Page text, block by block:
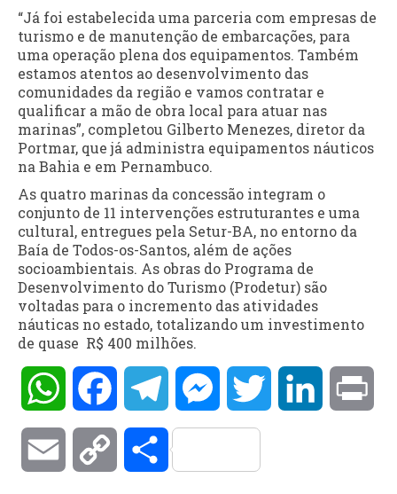
“Já foi estabelecida uma parceria com empresas de
turismo e de manutenção de embarcações, para
uma operação plena dos equipamentos. Também
estamos atentos ao desenvolvimento das
comunidades da região e vamos contratar e
qualificar a mão de obra local para atuar nas
marinas”, completou Gilberto Menezes, diretor da
Portmar, que já administra equipamentos náuticos
na Bahia e em Pernambuco.
As quatro marinas da concessão integram o
conjunto de 11 intervenções estruturantes e uma
cultural, entregues pela Setur-BA, no entorno da
Baía de Todos-os-Santos, além de ações
socioambientais. As obras do Programa de
Desenvolvimento do Turismo (Prodetur) são
voltadas para o incremento das atividades
náuticas no estado, totalizando um investimento
de quase R$ 400 milhões.
WhatsAppFacebookTelegramMessengerTwitter LinkedIn
Email Copy Compartilhar